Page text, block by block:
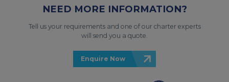
NEED MORE INFORMATION?
Tell us your requirements and one of our charter experts
will send you a quote.
Enquire Now